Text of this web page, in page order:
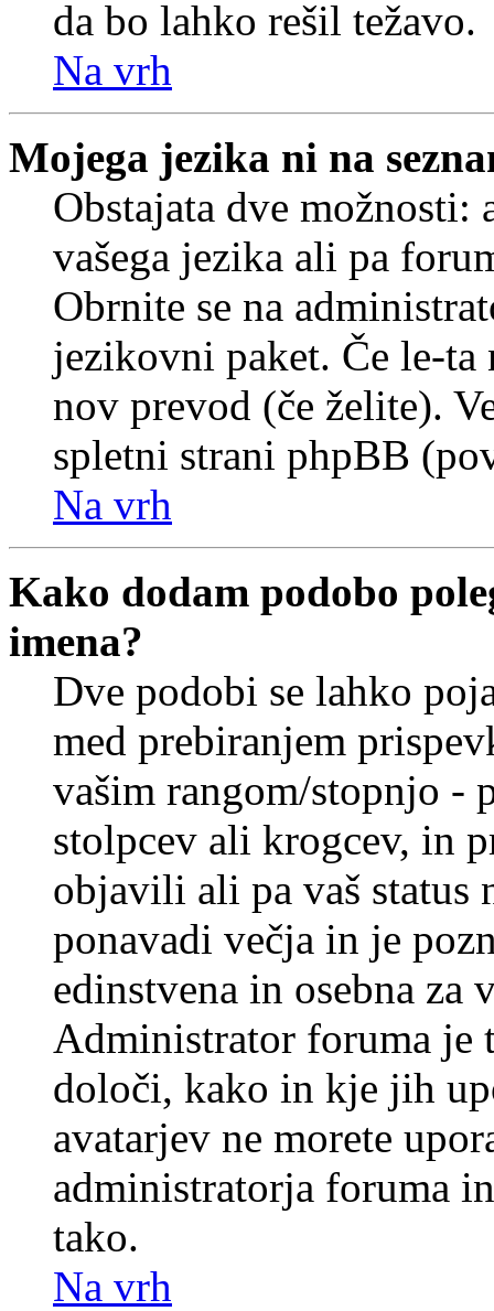
da bo lahko rešil težavo.
Na vrh
Mojega jezika ni na
Obstajata dve
vašega jezika ali pa
Obrnite se na
jezikovni paket. Če le-ta
nov prevod (če želite).
spletni strani phpBB
Na vrh
Kako dodam podobo
imena?
Dve podobi se lahko
med prebiranjem
vašim rangom/stopnjo -
stolpcev ali krogcev, in
objavili ali pa vaš status
ponavadi večja in je
edinstvena in osebna za
Administrator foruma je
določi, kako in kje jih
avatarjev ne morete
administratorja foruma
tako.
Na vrh